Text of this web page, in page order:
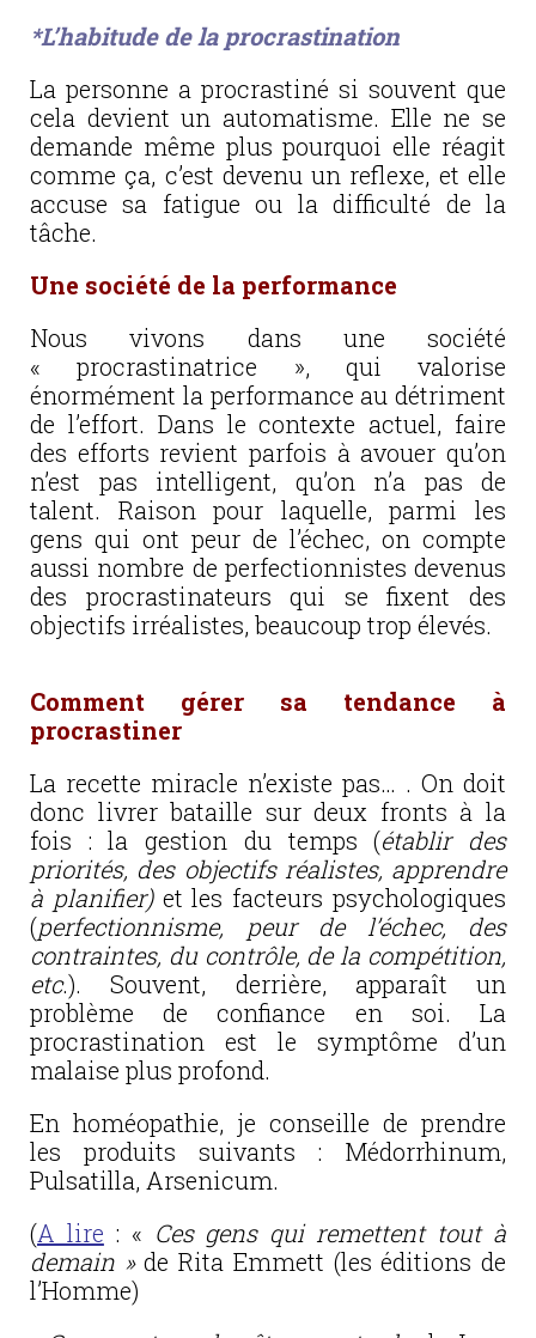
*L’habitude de la procrastination
La personne a procrastiné si souvent que
cela devient un automatisme. Elle ne se
demande même plus pourquoi elle réagit
comme ça, c’est devenu un reflexe, et elle
accuse sa fatigue ou la difficulté de la
tâche.
Une société de la performance
Nous vivons dans une société
« procrastinatrice », qui valorise
énormément la performance au détriment
de l’effort. Dans le contexte actuel, faire
des efforts revient parfois à avouer qu’on
n’est pas intelligent, qu’on n’a pas de
talent. Raison pour laquelle, parmi les
gens qui ont peur de l’échec, on compte
aussi nombre de perfectionnistes devenus
des procrastinateurs qui se fixent des
objectifs irréalistes, beaucoup trop élevés.
Comment gérer sa tendance à
procrastiner
La recette miracle n’existe pas… . On doit
donc livrer bataille sur deux fronts à la
fois : la gestion du temps (établir des
priorités, des objectifs réalistes, apprendre
à planifier)et les facteurs psychologiques
(perfectionnisme, peur de l’échec, des
contraintes, du contrôle, de la compétition,
etc.). Souvent, derrière, apparaît un
problème de confiance en soi. La
procrastination est le symptôme d’un
malaise plus profond.
En homéopathie, je conseille de prendre
les produits suivants : Médorrhinum,
Pulsatilla, Arsenicum.
(A lire : « Ces gens qui remettent tout à
demain »de Rita Emmett (les éditions de
l’Homme)